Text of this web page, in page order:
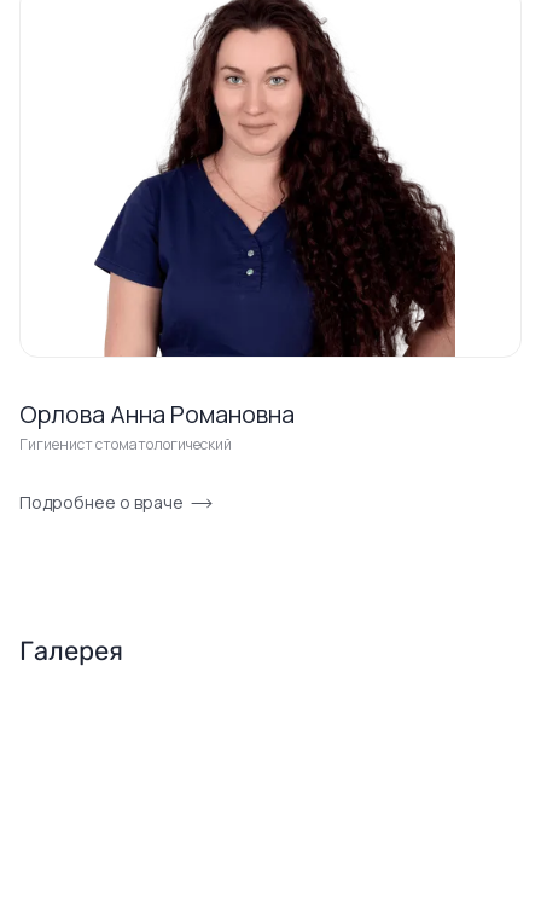
Орлова Анна Романовна
Гигиенист стоматологический
Подробнее о враче
Галерея